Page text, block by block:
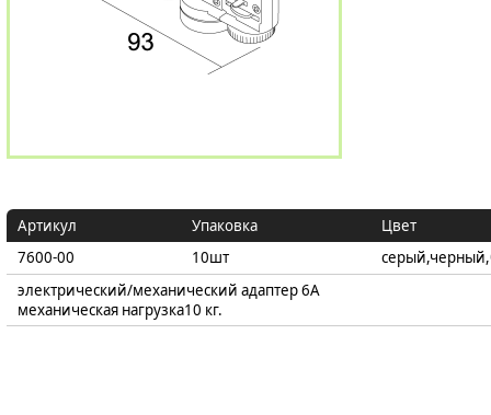
Артикул Упаковка
Цвет
7600-00
10шт
электрический/механический адаптер 6A
механическая нагрузка10 кг.